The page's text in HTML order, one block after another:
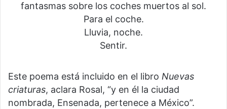
fantasmas sobre los coches muertos al sol.
Para el coche.
Lluvia, noche.
Sentir.
Este poema está incluido en el libro Nuevas
criaturas, aclara Rosal, “y en él la ciudad
nombrada, Ensenada, pertenece a México”.